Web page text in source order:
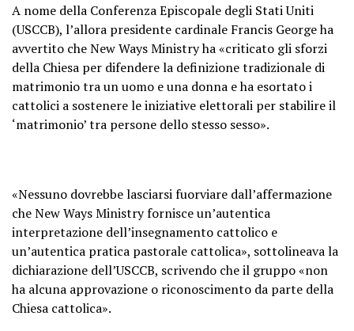
A nome della Conferenza Episcopale degli Stati Uniti
(USCCB), l’allora presidente cardinale Francis George ha
avvertito che New Ways Ministry ha «criticato gli sforzi
della Chiesa per difendere la definizione tradizionale di
matrimonio tra un uomo e una donna e ha esortato i
cattolici a sostenere le iniziative elettorali per stabilire il
‘matrimonio’ ​​tra persone dello stesso sesso».
«Nessuno dovrebbe lasciarsi fuorviare dall’affermazione
che New Ways Ministry fornisce un’autentica
interpretazione dell’insegnamento cattolico e
un’autentica pratica pastorale cattolica», sottolineava la
dichiarazione dell’USCCB, scrivendo che il gruppo «non
ha alcuna approvazione o riconoscimento da parte della
Chiesa cattolica».